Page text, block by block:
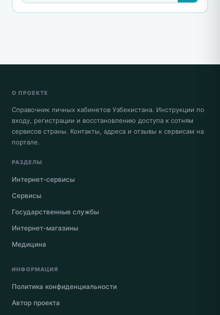
О ПРОЕКТЕ
Справочник личных кабинетов Узбекистана. Инструкции по
входу, регистрации и восстановлению доступа к сотням
сервисов страны. Контакты, адреса и отзывы к сервисам на
портале.
РАЗДЕЛЫ
Интернет-сервисы
Сервисы
Государственные службы
Интернет-магазины
Медицина
ИНФОРМАЦИЯ
Политика конфиденциальности
Автор проекта